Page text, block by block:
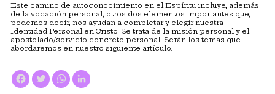
Este camino de autoconocimiento en el Espíritu incluye, además
de la vocación personal, otros dos elementos importantes que,
podemos decir, nos ayudan a completar y elegir nuestra
Identidad Personal en Cristo. Se trata de la misión personal y el
apostolado/servicio concreto personal. Serán los temas que
abordaremos en nuestro siguiente artículo.
Facebook
TwitterWhatsApp